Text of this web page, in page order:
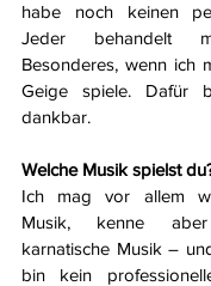
habe noch keinen
Jeder behandelt
Besonderes, wenn ich
Geige spiele. Dafür
dankbar.
Welche Musik spielst
Ich mag vor allem
Musik, kenne
karnatische Musik –
bin kein